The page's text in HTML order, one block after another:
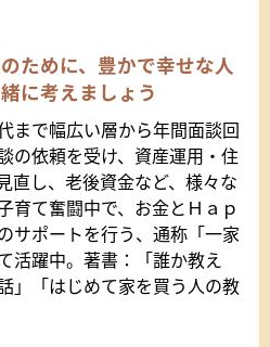
ために、豊かで幸せな人
に考えましょう
まで幅広い層から年間面談回
の依頼を受け、資産運用・住
直し、老後資金など、様々な
育て奮闘中で、お金とＨａｐ
サポートを行う、通称「一家
活躍中。著書：「誰か教え
」「はじめて家を買う人の教